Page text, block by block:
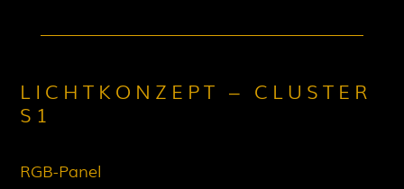
LICHTKONZEPT – CLUSTER
S1
RGB-Panel